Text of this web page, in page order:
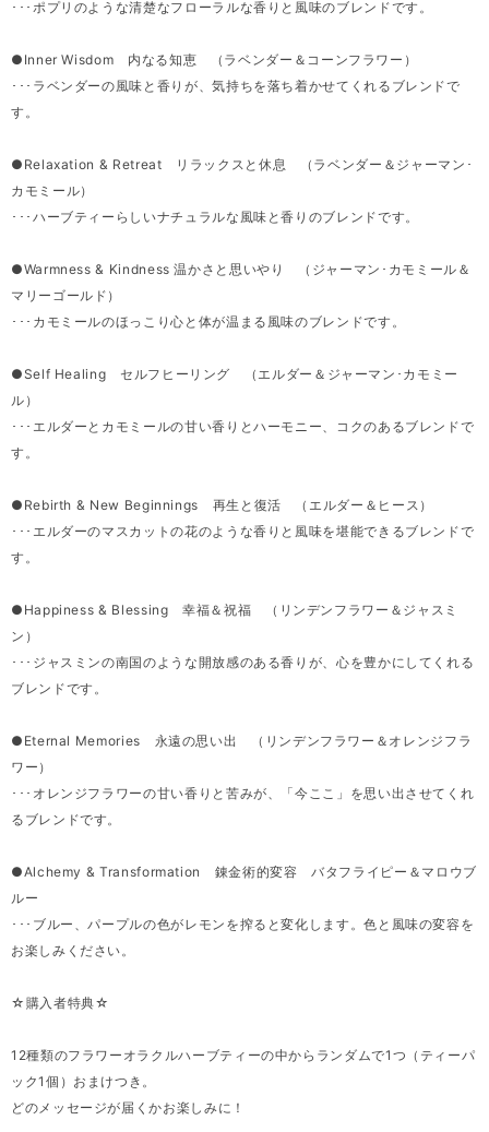
･･･ポプリのような清楚なフローラルな香りと風味のブレンドです。
●Inner Wisdom 内なる知恵 （ラベンダー＆コーンフラワー）
･･･ラベンダーの風味と香りが、気持ちを落ち着かせてくれるブレンドで
す。
●Relaxation & Retreat リラックスと休息 （ラベンダー＆ジャーマン･
カモミール）
･･･ハーブティーらしいナチュラルな風味と香りのブレンドです。
●Warmness & Kindness 温かさと思いやり （ジャーマン･カモミール＆
マリーゴールド）
･･･カモミールのほっこり心と体が温まる風味のブレンドです。
●Self Healing セルフヒーリング （エルダー＆ジャーマン･カモミー
ル）
･･･エルダーとカモミールの甘い香りとハーモニー、コクのあるブレンドで
す。
●Rebirth & New Beginnings 再生と復活 （エルダー＆ヒー ス）
･･･エルダーのマスカットの花のような香りと風味を堪能できるブレンドで
す。
●Happiness & Blessing 幸福＆祝福 （リンデンフラワー＆ジャスミ
ン）
･･･ジャスミンの南国のような開放感のある香りが、心を豊かにしてくれる
ブレンドです。
●Eternal Memories 永遠の思い出 （リンデンフラワー＆オレンジフラ
ワー）
･･･オレンジフラワーの甘い香りと苦みが、「今ここ」を思い出させてくれ
るブレンドです。
●Alchemy & Transformation 錬金術的変容 バタフライピー＆マロウブ
ルー
･･･ブルー、パープルの色がレモンを搾ると変化します。色と風味の変容を
お楽しみください。
☆購入者特典☆
12種類のフラワーオラクルハーブティーの中からランダムで1つ（ティーパ
ック1個）おまけつき。
どのメッセージが届くかお楽しみに！